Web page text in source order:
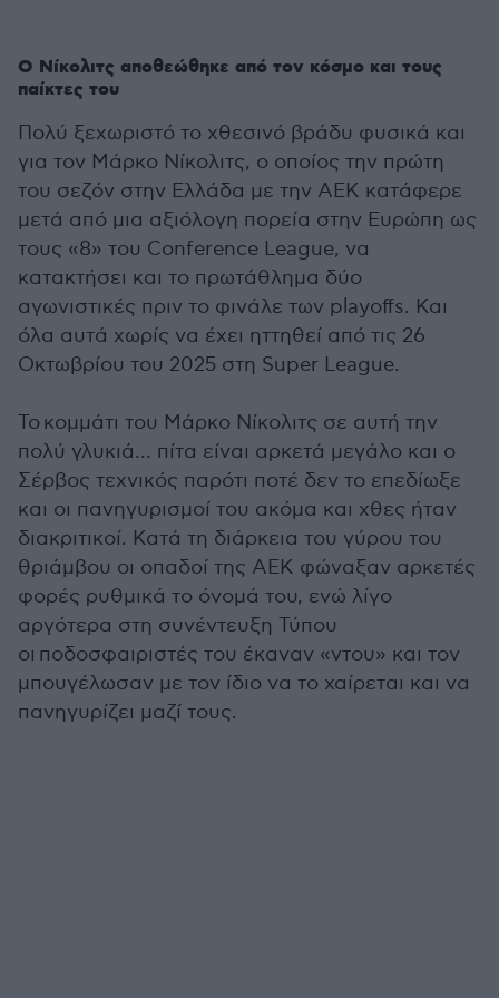
O Νίκολιτς αποθεώθηκε από τον κόσμο και τους
παίκτες του
Πολύ ξεχωριστό το χθεσινό βράδυ φυσικά και
για τον Μάρκο Νίκολιτς, ο οποίος την πρώτη
του σεζόν στην Ελλάδα με την ΑΕΚ κατάφερε
μετά από μια αξιόλογη πορεία στην Ευρώπη ως
τους «8» του Conference League, να
κατακτήσει και το πρωτάθλημα δύο
αγωνιστικές πριν το φινάλε των playoffs. Και
όλα αυτά χωρίς να έχει ηττηθεί από τις 26
Οκτωβρίου του 2025 στη Super League.
Το κομμάτι του Μάρκο Νίκολιτς σε αυτή την
πολύ γλυκιά... πίτα είναι αρκετά μεγάλο και ο
Σέρβος τεχνικός παρότι ποτέ δεν το επεδίωξε
και οι πανηγυρισμοί του ακόμα και χθες ήταν
διακριτικοί. Κατά τη διάρκεια του γύρου του
θριάμβου οι οπαδοί της ΑΕΚ φώναξαν αρκετές
φορές ρυθμικά το όνομά του, ενώ λίγο
αργότερα στη συνέντευξη Τύπου
οι ποδοσφαιριστές του έκαναν «ντου» και τον
μπουγέλωσαν με τον ίδιο να το χαίρεται και να
πανηγυρίζει μαζί τους.